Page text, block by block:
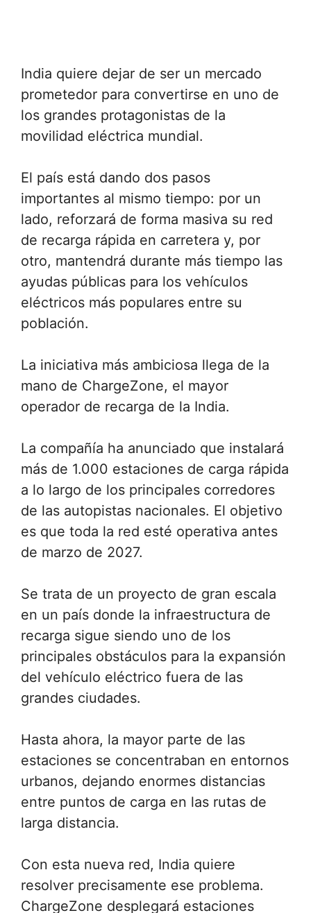
India quiere dejar de ser un mercado
prometedor para convertirse en uno de
los grandes protagonistas de la
movilidad eléctrica mundial.
El país está dando dos pasos
importantes al mismo tiempo: por un
lado, reforzará de forma masiva su red
de recarga rápida en carretera y, por
otro, mantendrá durante más tiempo las
ayudas públicas para los vehículos
eléctricos más populares entre su
población.
La iniciativa más ambiciosa llega de la
mano de ChargeZone, el mayor
operador de recarga de la India.
La compañía ha anunciado que instalará
más de 1.000 estaciones de carga rápida
a lo largo de los principales corredores
de las autopistas nacionales. El objetivo
es que toda la red esté operativa antes
de marzo de 2027.
Se trata de un proyecto de gran escala
en un país donde la infraestructura de
recarga sigue siendo uno de los
principales obstáculos para la expansión
del vehículo eléctrico fuera de las
grandes ciudades.
Hasta ahora, la mayor parte de las
estaciones se concentraban en entornos
urbanos, dejando enormes distancias
entre puntos de carga en las rutas de
larga distancia.
Con esta nueva red, India quiere
resolver precisamente ese problema.
ChargeZone desplegará estaciones